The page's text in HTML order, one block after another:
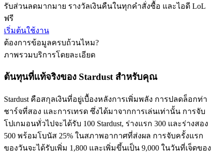
รับส่วนลดมากมาย รางวัลเงินคืนในทุกคำสั่งซื้อ และไอดี LoL
ฟรี
เริ่มต้นใช้งาน
ต้องการข้อมูลครบถ้วนไหม?
ภาพรวมบริการโดยละเอียด
ต้นทุนที่แท้จริงของ Stardust สำหรับคุณ
Stardust คือสกุลเงินที่อยู่เบื้องหลังการเพิ่มพลัง การปลดล็อกท่า
ชาร์จที่สอง และการเทรด ซึ่งได้มาจากการเล่นเท่านั้น การจับ
โปเกมอนทั่วไปจะได้รับ 100 Stardust, ร่างแรก 300 และร่างสอง
500 พร้อมโบนัส 25% ในสภาพอากาศที่ส่งผล การจับครั้งแรก
ของวันจะได้รับเพิ่ม 1,800 และเพิ่มขึ้นเป็น 9,000 ในวันที่เจ็ดของ